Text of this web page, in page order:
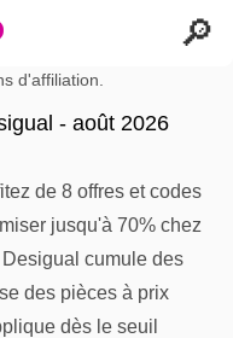
d'affiliation.
- août 2026
de 8 offres et codes
jusqu'à 70% chez
cumule des
des pièces à prix
dès le seuil